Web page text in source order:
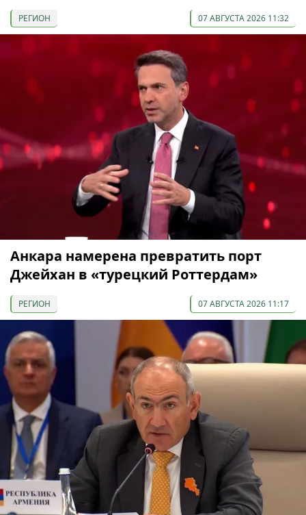
РЕГИОН 07 АВГУСТА 2026 11:32
Анкара намерена превратить порт
Джейхан в «турецкий Роттердам»
РЕГИОН 07 АВГУСТА 2026 11:17